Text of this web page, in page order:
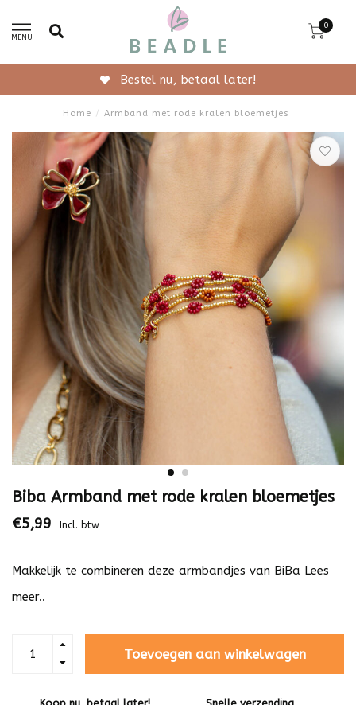
MENU
0
Gratis verzending vanaf 50,-
Home / Armband met rode kralen bloemetjes
Biba Armband met rode kralen bloemetjes
€5,99 Incl. btw
Makkelijk te combineren deze armbandjes van BiBa Lees
meer..
Toevoegen aan winkelwagen